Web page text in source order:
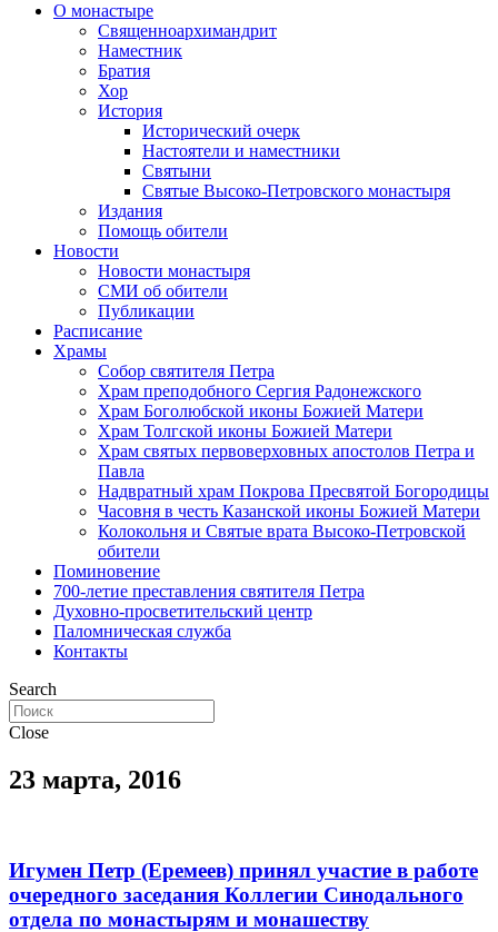
О монастыре
Священноархимандрит
Наместник
Братия
Хор
История
Исторический очерк
Настоятели и наместники
Святыни
Святые Высоко-Петровского монастыря
Издания
Помощь обители
Новости
Новости монастыря
СМИ об обители
Публикации
Расписание
Храмы
Собор святителя Петра
Храм преподобного Сергия Радонежского
Храм Боголюбской иконы Божией Матери
Храм Толгской иконы Божией Матери
Храм святых первоверховных апостолов Петра и
Павла
Надвратный храм Покрова Пресвятой Богородицы
Часовня в честь Казанской иконы Божией Матери
Колокольня и Святые врата Высоко-Петровской
обители
Поминовение
700-летие преставления святителя Петра
Духовно-просветительский центр
Паломническая служба
Контакты
Search
Close
23 марта, 2016
Игумен Петр (Еремеев) принял участие в работе
очередного заседания Коллегии Синодального
отдела по монастырям и монашеству